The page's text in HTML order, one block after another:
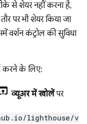
से शेयर नहीं करना है,
पर भी शेयर किया जा
कंट्रोल की सुविधा
करने के लिए:
व्यूअर में खोलेंपर
lighthouse/v